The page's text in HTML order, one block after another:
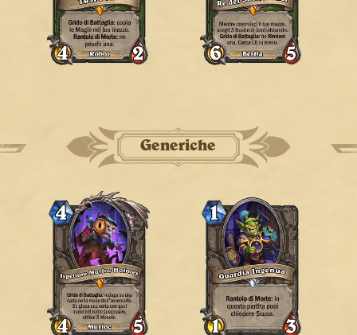
Generiche